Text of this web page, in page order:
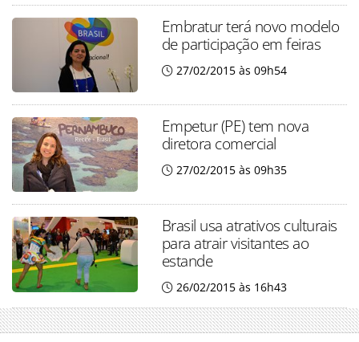
Embratur terá novo modelo
de participação em feiras
27/02/2015 às 09h54
Empetur (PE) tem nova
diretora comercial
27/02/2015 às 09h35
Brasil usa atrativos culturais
para atrair visitantes ao
estande
26/02/2015 às 16h43